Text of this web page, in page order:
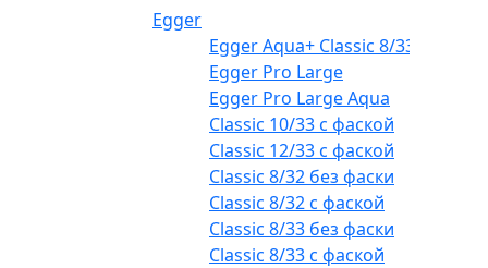
Egger
Egger Aqua+ Classic 8/33
Egger Pro Large
Egger Pro Large Aqua
Classic 10/33 с фаской
Classic 12/33 с фаской
Classic 8/32 без фаски
Classic 8/32 с фаской
Classic 8/33 без фаски
Classic 8/33 с фаской